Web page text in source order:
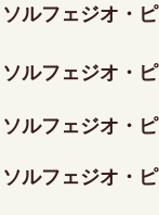
ソルフェジオ・
ソルフェジオ・
ソルフェジオ・
ソルフェジオ・